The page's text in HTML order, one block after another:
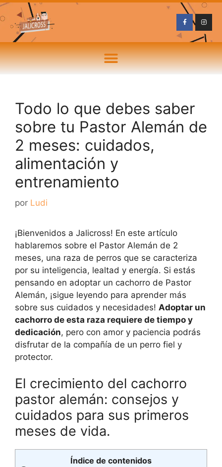
Todo lo que debes saber
sobre tu Pastor Alemán de
2 meses: cuidados,
alimentación y
entrenamiento
por Ludi
¡Bienvenidos a Jalicross! En este artículo
hablaremos sobre el Pastor Alemán de 2
meses, una raza de perros que se caracteriza
por su inteligencia, lealtad y energía. Si estás
pensando en adoptar un cachorro de Pastor
Alemán, ¡sigue leyendo para aprender más
sobre sus cuidados y necesidades! Adoptar un
cachorro de esta raza requiere de tiempo y
dedicación, pero con amor y paciencia podrás
disfrutar de la compañía de un perro fiel y
protector.
El crecimiento del cachorro
pastor alemán: consejos y
cuidados para sus primeros
meses de vida.
Índice de contenidos